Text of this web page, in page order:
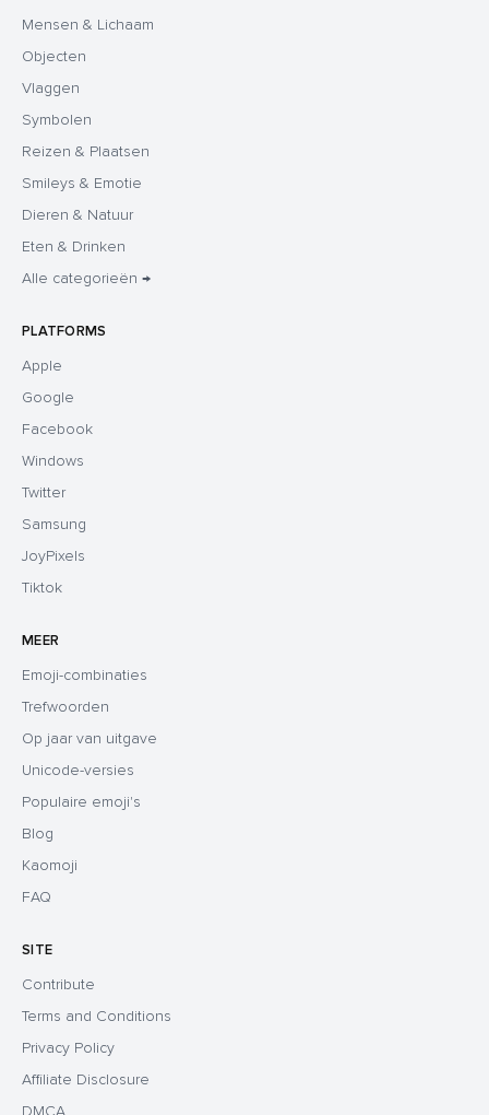
Mensen & Lichaam
Objecten
Vlaggen
Symbolen
Reizen & Plaatsen
Smileys & Emotie
Dieren & Natuur
Eten & Drinken
Alle categorieën →
PLATFORMS
Apple
Google
Facebook
Windows
Twitter
Samsung
JoyPixels
Tiktok
MEER
Emoji-combinaties
Trefwoorden
Op jaar van uitgave
Unicode-versies
Populaire emoji's
Blog
Kaomoji
FAQ
SITE
Contribute
Terms and Conditions
Privacy Policy
Affiliate Disclosure
DMCA